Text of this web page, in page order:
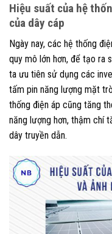
Hiệu suất của hệ
của dây cáp
Ngày nay, các hệ thống
quy mô lớn hơn, để tạo ra
ta ưu tiên sử dụng các
tấm pin năng lượng mặt
thống điện áp cũng tăng
năng lượng hơn, thậm chí
dây truyền dẫn.